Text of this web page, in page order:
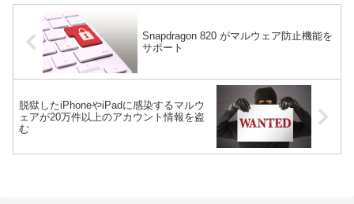
発売日は7月２２日です...
づかされました。それ...
Snapdragon 820 がマルウェア防止機能を
サポート
脱獄したiPhoneやiPadに感染するマルウ
ェアが20万件以上のアカウント情報を盗
む